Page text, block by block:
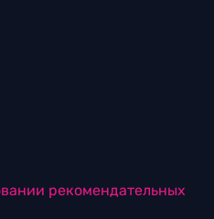
рекомендательных